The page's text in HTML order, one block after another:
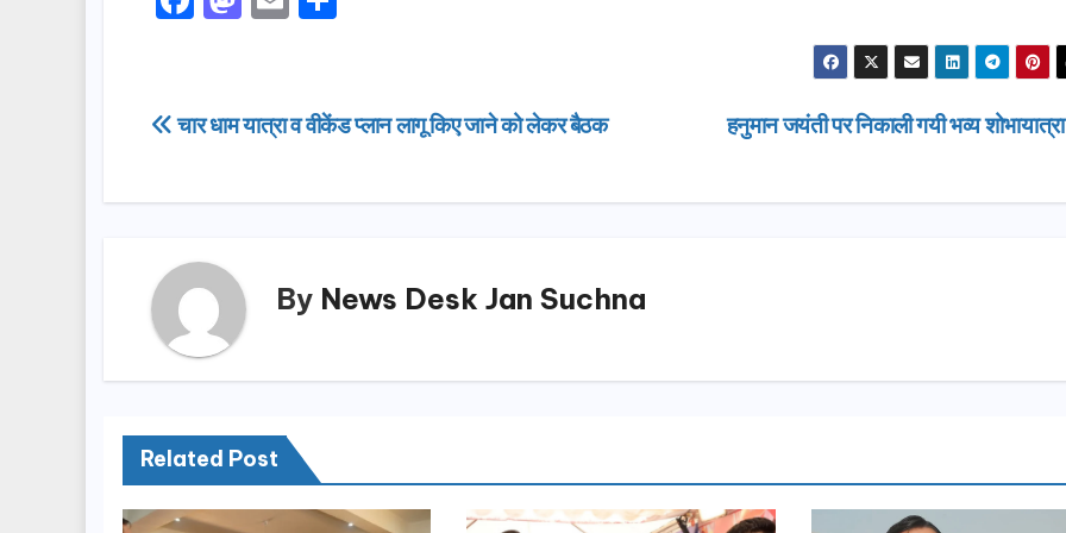
e
o
k
o
o
e
Post
हनुमान जयंती पर निकाली गयी भव्य शोभायात्रा
चार धाम यात्रा व वीकेंड प्लान लागू किए जाने को लेकर बैठक
By News Desk Jan Suchna
Related Post
17.80 करोड़
योजनाओं की